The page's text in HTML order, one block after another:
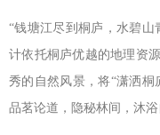
“钱塘江尽到桐庐，水碧山
计依托桐庐优越的地理资
秀的自然风景，将“潇洒桐
品茗论道，隐秘林间，沐